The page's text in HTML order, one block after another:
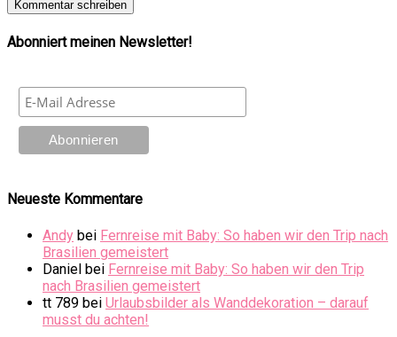
Abonniert meinen Newsletter!
Neueste Kommentare
Andy bei Fernreise mit Baby: So haben wir den Trip nach
Brasilien gemeistert
Daniel bei Fernreise mit Baby: So haben wir den Trip
nach Brasilien gemeistert
tt 789 bei Urlaubsbilder als Wanddekoration – darauf
musst du achten!